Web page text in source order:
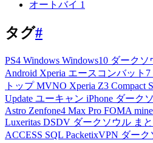
オートバイ 1
タグ#
PS4 Windows Windows10 ダークソ
Android Xperia エースコンバット7
トップMVNO Xperia Z3 Compact
Update ユーキャン iPhone ダーク
Astro Zenfone4 Max Pro FOMA
Luxeritas DSDV ダークソウル ま
ACCESS SQL PacketixVPN ダーク